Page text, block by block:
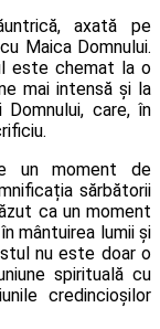
axată pe
Maica Domnului.
este chemat la o
mai intensă și la
care, în
un moment de
sărbătorii
ca un moment
mântuirea lumii și
nu este doar o
spirituală cu
credincioșilor